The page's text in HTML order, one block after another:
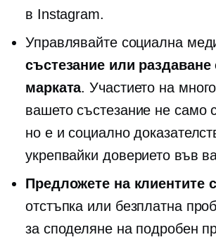
в Instagram.
Управлявайте социална
състезание или раздаване
марката. Участието на
вашето състезание не само
но е и социално
укрепвайки доверието във
Предложете на клиентите
отстъпка или безплатна
за споделяне на подробен